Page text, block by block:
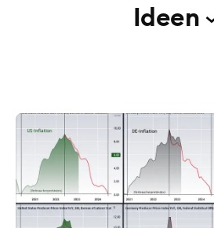
Ideen